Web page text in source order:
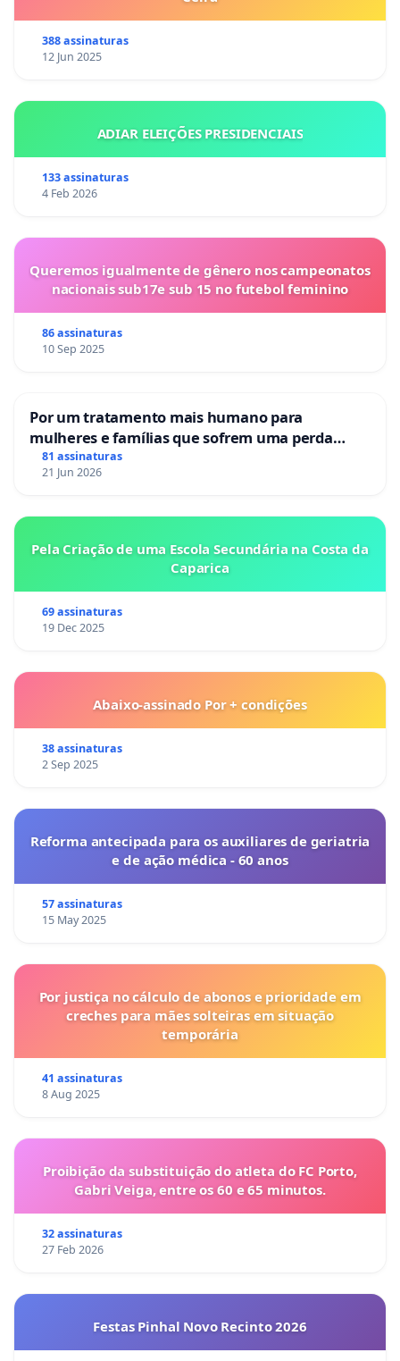
388 assinaturas
12 Jun 2025
ADIAR ELEIÇÕES PRESIDENCIAIS
133 assinaturas
4 Feb 2026
Queremos igualmente de gênero nos campeonatos
nacionais sub17e sub 15 no futebol feminino
86 assinaturas
10 Sep 2025
Por um tratamento mais humano para
mulheres e famílias que sofrem uma perda
gestacional nos hospitais portugueses
81 assinaturas
21 Jun 2026
Pela Criação de uma Escola Secundária na Costa da
Caparica
69 assinaturas
19 Dec 2025
Abaixo-assinado Por + condições
38 assinaturas
2 Sep 2025
Reforma antecipada para os auxiliares de geriatria
e de ação médica - 60 anos
57 assinaturas
15 May 2025
Por justiça no cálculo de abonos e prioridade em
creches para mães solteiras em situação
temporária
41 assinaturas
8 Aug 2025
Proibição da substituição do atleta do FC Porto,
Gabri Veiga, entre os 60 e 65 minutos.
32 assinaturas
27 Feb 2026
Festas Pinhal Novo Recinto 2026